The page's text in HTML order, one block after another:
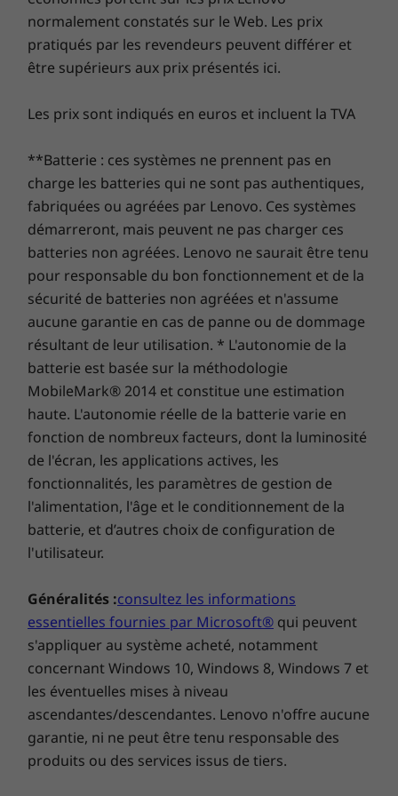
chevalet et tablette. De plus, avec les groupes
d’ancrage de Windows 11, vous pouvez appeler
instantanément des applications associées
pour chaque mode, de la présentation de
Écran tactile lumineux avec clavier virtuel
L’écran Full HD Dolby Vision™ de 35,56 cm (14")
du ThinkBook 14s Yoga Gen 2 offre des images
nettes et une couverture de 100 % de la palette
de couleurs sRGB. L’écran tactile résiste aux
plusieurs doigts. Il est équipé d’un clavier à
l’écran de type téléphone, ce qui le rend parfait
pour une utilisation en mode tablette.
Également certifié Low Blue Light, il est
protégé par un verre Corning
® Gorilla ®
De plus, la fonction super résolution de Lenovo
permet un redimensionnement automatique
de la vidéo.
Ports et emplacements
Port USB-C Thunderbolt™ 4
Port USB-C 3.1 Gen 2 (DP/PD)
Port HDMI 2.0
Connecteur mixte écouteurs/micro
Les vitesses de transfert des ports USB sont approximatives et dépendent de
nombreux facteurs, tels que la capacité de traitement des hôtes/périphériques, les
attributs des fichiers, la configuration du système et les environnements d’exécution ;
les vitesses réelles varient et peuvent être inférieures à celles attendues.
Pleine taille, rétroéclairé, résistant aux éclaboussures
Pavé tactile monobloc de précision
Touche de raccourci dédiée aux services
Touches de commande d’appel
Stylet
Stylet intelligent intégré ThinkBook Yoga
Certifications environnementales
EPEAT®Gold
Adaptateur USB-C 65 W
Mini adaptateur mural USB-C 65 W (certains marchés)
Compatible RapidCharge
Logiciels préinstallés
AI Meeting Manager
Lenovo Vantage
McAfee ® LiveSafe™ (version d’essai)
renforcée pour vous protéger des logiciels
publicitaires, des logiciels malveillants et d’autres
menaces. Libérez le potentiel d’un parcours virtuel
normalement constatés sur le Web. Les prix
pratiqués par les revendeurs peuvent différer et
être supérieurs aux prix présentés ici.
Les prix sont indiqués en euros et incluent la TVA
**Batterie : ces systèmes ne prennent pas en
charge les batteries qui ne sont pas authentiques,
fabriquées ou agréées par Lenovo. Ces systèmes
démarreront, mais peuvent ne pas charger ces
batteries non agréées. Lenovo ne saurait être tenu
pour responsable du bon fonctionnement et de la
sécurité de batteries non agréées et n'assume
aucune garantie en cas de panne ou de dommage
résultant de leur utilisation. * L'autonomie de la
batterie est basée sur la méthodologie
MobileMark® 2014 et constitue une estimation
haute. L'autonomie réelle de la batterie varie en
fonction de nombreux facteurs, dont la luminosité
de l'écran, les applications actives, les
fonctionnalités, les paramètres de gestion de
l'alimentation, l'âge et le conditionnement de la
batterie, et d’autres choix de configuration de
l'utilisateur.
Généralités :consultez les informations
essentielles fournies par Microsoft® qui peuvent
s'appliquer au système acheté, notamment
concernant Windows 10, Windows 8, Windows 7 et
les éventuelles mises à niveau
ascendantes/descendantes. Lenovo n'offre aucune
garantie, ni ne peut être tenu responsable des
produits ou des services issus de tiers.